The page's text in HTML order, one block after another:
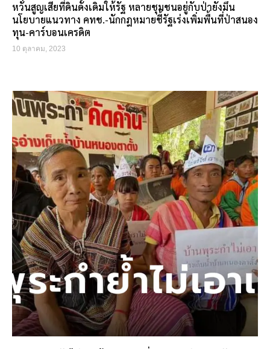
หวั่นสูญเสียที่ดินดั้งเดิมให้รัฐ หลายชุมชนอยู่กับป่ายังมึน
นโยบายแนวทาง คทช.-นักกฎหมายชี้รัฐเร่งเพิ่มพื้นที่ป่าสนอง
ทุน-คาร์บอนเครดิต
10 ตุลาคม, 2023